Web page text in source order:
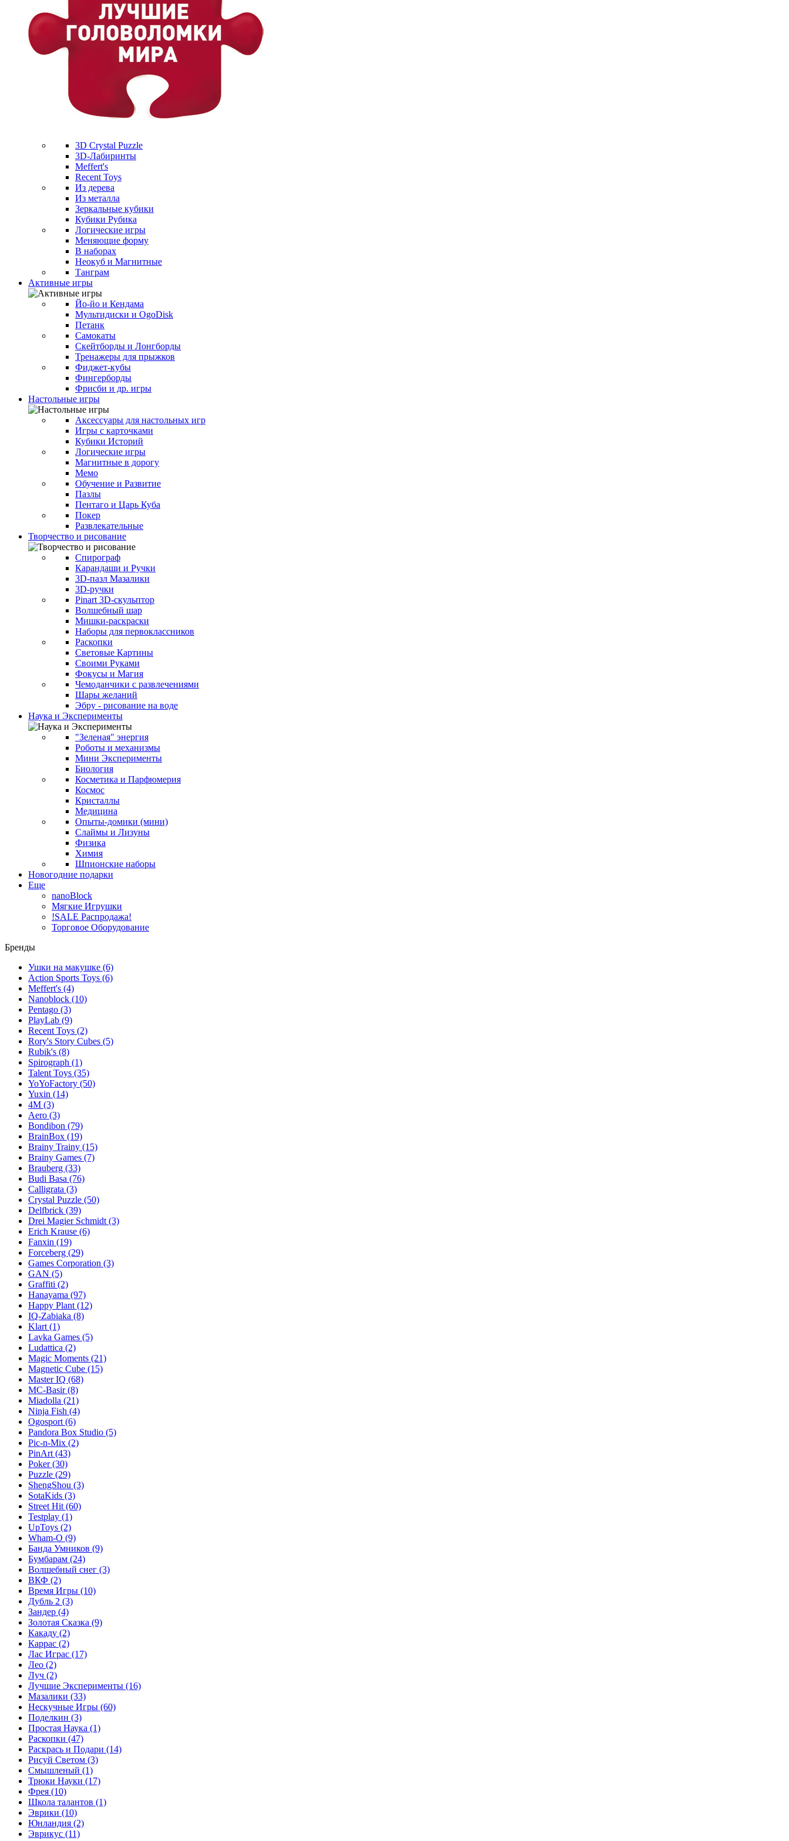
3D Crystal Puzzle
3D-Лабиринты
Meffert's
Recent Toys
Из дерева
Из металла
Зеркальные кубики
Кубики Рубика
Логические игры
Меняющие форму
В наборах
Неокуб и Магнитные
Танграм
Активные игры
Йо-йо и Кендама
Мультидиски и OgoDisk
Петанк
Самокаты
Скейтборды и Лонгборды
Тренажеры для прыжков
Фиджет-кубы
Фингерборды
Фрисби и др. игры
Настольные игры
Аксессуары для настольных игр
Игры с карточками
Кубики Историй
Логические игры
Магнитные в дорогу
Мемо
Обучение и Развитие
Пазлы
Пентаго и Царь Куба
Покер
Развлекательные
Творчество и рисование
Спирограф
Карандаши и Ручки
3D-пазл Мазалики
3D-ручки
Pinart 3D-скульптор
Волшебный шар
Мишки-раскраски
Наборы для первоклассников
Раскопки
Световые Картины
Своими Руками
Фокусы и Магия
Чемоданчики с развлечениями
Шары желаний
Эбру - рисование на воде
Наука и Эксперименты
"Зеленая" энергия
Роботы и механизмы
Мини Эксперименты
Биология
Косметика и Парфюмерия
Космос
Кристаллы
Медицина
Опыты-домики (мини)
Слаймы и Лизуны
Физика
Химия
Шпионские наборы
Новогодние подарки
Еще
nanoBlock
Мягкие Игрушки
!SALE Распродажа!
Торговое Оборудование
Бренды
Ушки на макушке (6)
Action Sports Toys (6)
Meffert's (4)
Nanoblock (10)
Pentago (3)
PlayLab (9)
Recent Toys (2)
Rory's Story Cubes (5)
Rubik's (8)
Spirograph (1)
Talent Toys (35)
YoYoFactory (50)
Yuxin (14)
4M (3)
Aero (3)
Bondibon (79)
BrainBox (19)
Brainy Trainy (15)
Brainy Games (7)
Brauberg (33)
Budi Basa (76)
Calligrata (3)
Crystal Puzzle (50)
Delfbrick (39)
Drei Magier Schmidt (3)
Erich Krause (6)
Fanxin (19)
Forceberg (29)
Games Corporation (3)
GAN (5)
Graffiti (2)
Hanayama (97)
Happy Plant (12)
IQ-Zabiaka (8)
Klart (1)
Lavka Games (5)
Ludattica (2)
Magic Moments (21)
Magnetic Cube (15)
Master IQ (68)
MC-Basir(8)
Miadolla (21)
Ninja Fish (4)
Ogosport (6)
Pandora Box Studio (5)
Pic-n-Mix (2)
PinArt (43)
Poker(30)
Puzzle (29)
ShengShou (3)
SotaKids (3)
Street Hit (60)
Testplay (1)
UpToys (2)
Wham-O (9)
Банда Умников (9)
Бумбарам (24)
Волшебный снег (3)
ВКФ (2)
Время Игры (10)
Дубль 2 (3)
Зандер (4)
Золотая Сказка (9)
Какаду (2)
Каррас (2)
Лас Играс (17)
Лео (2)
Луч (2)
Лучшие Эксперименты (16)
Мазалики (33)
Нескучные Игры (60)
Поделкин (3)
Простая Наука (1)
Раскопки (47)
Раскрась и Подари (14)
Рисуй Светом (3)
Смышленый (1)
Трюки Науки (17)
Фрея (10)
Школа талантов (1)
Эврики (10)
Юнландия (2)
Эврикус (11)